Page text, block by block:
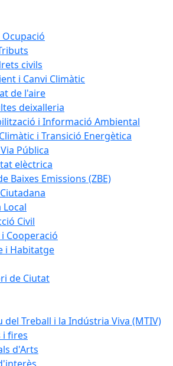
civils
i Canvi Climàtic
de l'aire
deixalleria
i Informació Ambiental
i Transició Energètica
Pública
elèctrica
Baixes Emissions (ZBE)
Local
Civil
Cooperació
i Habitatge
de Ciutat
del Treball i la Indústria Viva (MTIV)
i fires
d'Arts